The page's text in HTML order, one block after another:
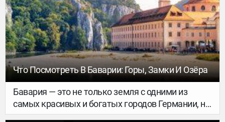
регулярно. Хотелось бы сказать «бойся своих
желаний», но это было бы неправильно. Однако
даже для меня, человека, который уже стал в
Дубае «своим», все равно остались места,
которые с каждой новой поездкой открываются
по-новому. Сегодня расскажу как раз о таком.
Что Посмотреть В Баварии: Горы, Замки И Озёра
Бавария — это не только земля с одними из
самых красивых и богатых городов Германии, но
и великолепные ландшафты и захватывающая